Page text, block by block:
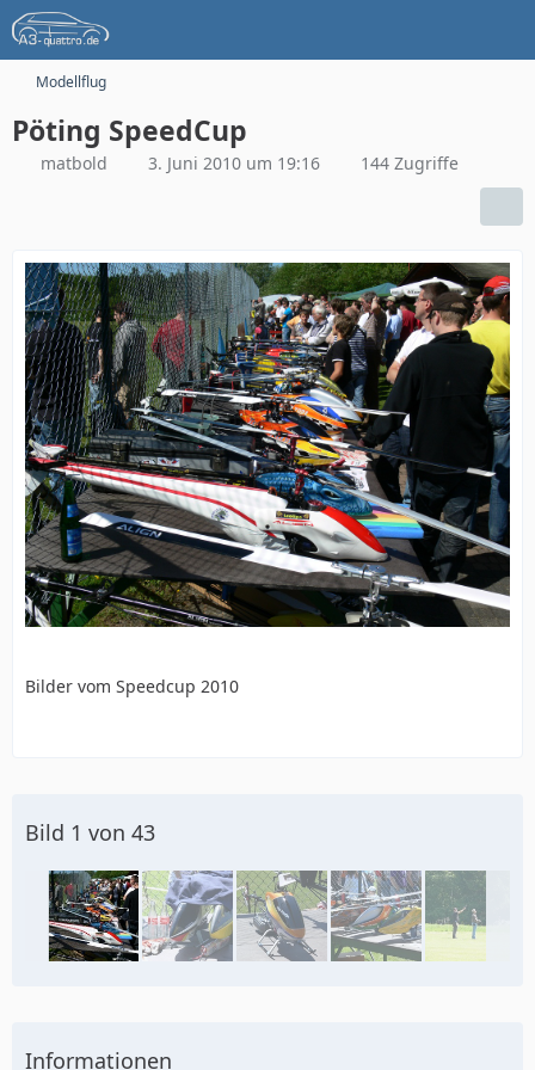
Modellflug
Pöting SpeedCup
matbold 3. Juni 2010 um 19:16 144 Zugriffe
Bilder vom Speedcup 2010
Bild 1 von 43
Informationen